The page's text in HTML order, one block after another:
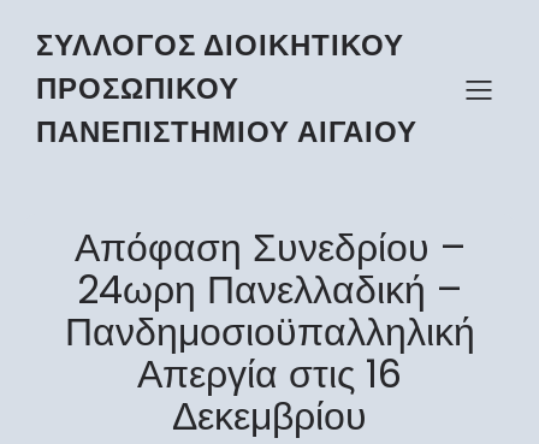
ΣΥΛΛΟΓΟΣ ΔΙΟΙΚΗΤΙΚΟΥ
ΠΡΟΣΩΠΙΚΟΥ
ΠΑΝΕΠΙΣΤΗΜΙΟΥ ΑΙΓΑΙΟΥ
Απόφαση Συνεδρίου –
24ωρη Πανελλαδική –
Πανδημοσιοϋπαλληλική
Απεργία στις 16
Δεκεμβρίου